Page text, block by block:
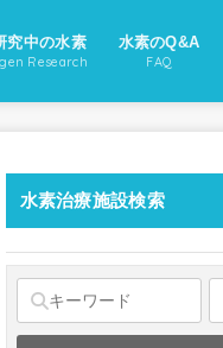
究中の水素
Research
水素のQ&A
FAQ
水素治療施設検索